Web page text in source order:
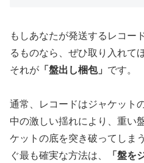
もしあなたが発送するレコー
るものなら、ぜひ取り入れて
それが 「盤出し梱包」 です。
通常、レコードはジャケット
中の激しい揺れにより、重い
ケットの底を突き破ってしま
ぐ最も確実な方法は、
「盤を